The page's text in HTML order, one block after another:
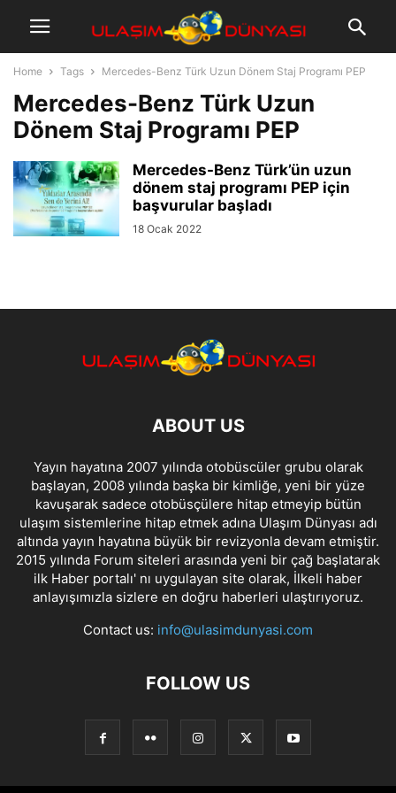
Home Tags Mercedes-Benz Türk Uzun Dönem Staj Programı PEP
Mercedes-Benz Türk Uzun
Dönem Staj Programı PEP
Mercedes-Benz Türk’ün uzun
dönem staj programı PEP için
başvurular başladı
18 Ocak 2022
ABOUT US
Yayın hayatına 2007 yılında otobüscüler grubu olarak
başlayan, 2008 yılında başka bir kimliğe, yeni bir yüze
kavuşarak sadece otobüsçülere hitap etmeyip bütün
ulaşım sistemlerine hitap etmek adına Ulaşım Dünyası adı
altında yayın hayatına büyük bir revizyonla devam etmiştir.
2015 yılında Forum siteleri arasında yeni bir çağ başlatarak
ilk Haber portalı' nı uygulayan site olarak, İlkeli haber
anlayışımızla sizlere en doğru haberleri ulaştırıyoruz.
Contact us: info@ulasimdunyasi.com
FOLLOW US